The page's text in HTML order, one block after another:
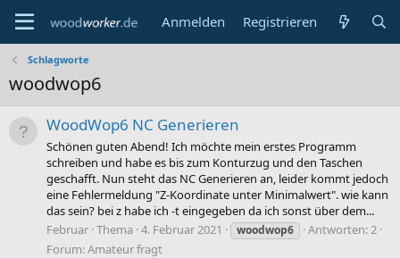
Anmelden Registrieren
Schlagworte
woodwop6
WoodWop6 NC Generieren
Schönen guten Abend! Ich möchte mein erstes Programm
schreiben und habe es bis zum Konturzug und den Taschen
geschafft. Nun steht das NC Generieren an, leider kommt jedoch
eine Fehlermeldung "Z-Koordinate unter Minimalwert". wie kann
das sein? bei z habe ich -t eingegeben da ich sonst über dem...
Februar Thema 4. Februar 2021 woodwop6
Antworten: 2
Forum:Amateur fragt